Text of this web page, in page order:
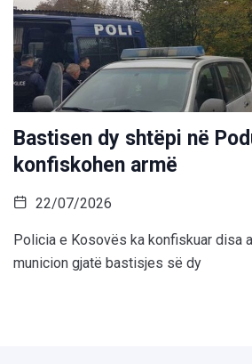
Bastisen dy shtëpi në
konfiskohen armë
22/07/2026
Policia e Kosovës ka konfiskuar disa
municion gjatë bastisjes së dy